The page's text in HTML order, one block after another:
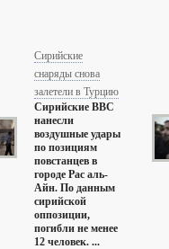
Сирийские
снаряды снова
залетели в Турцию
Сирийские ВВС
нанесли
воздушные удары
по позициям
повстанцев в
городе Рас аль-
Айн. По данным
сирийской
оппозиции,
погибли не менее
12 человек. ...